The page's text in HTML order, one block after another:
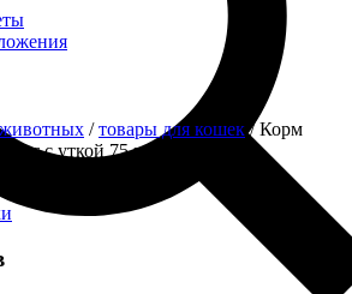
/товары для кошек/ Корм
с уткой 75 г